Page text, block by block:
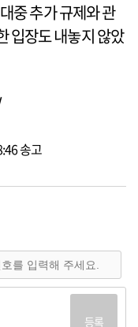
중 추가 규제와 관
입장도 내놓지 않았
송고
등록